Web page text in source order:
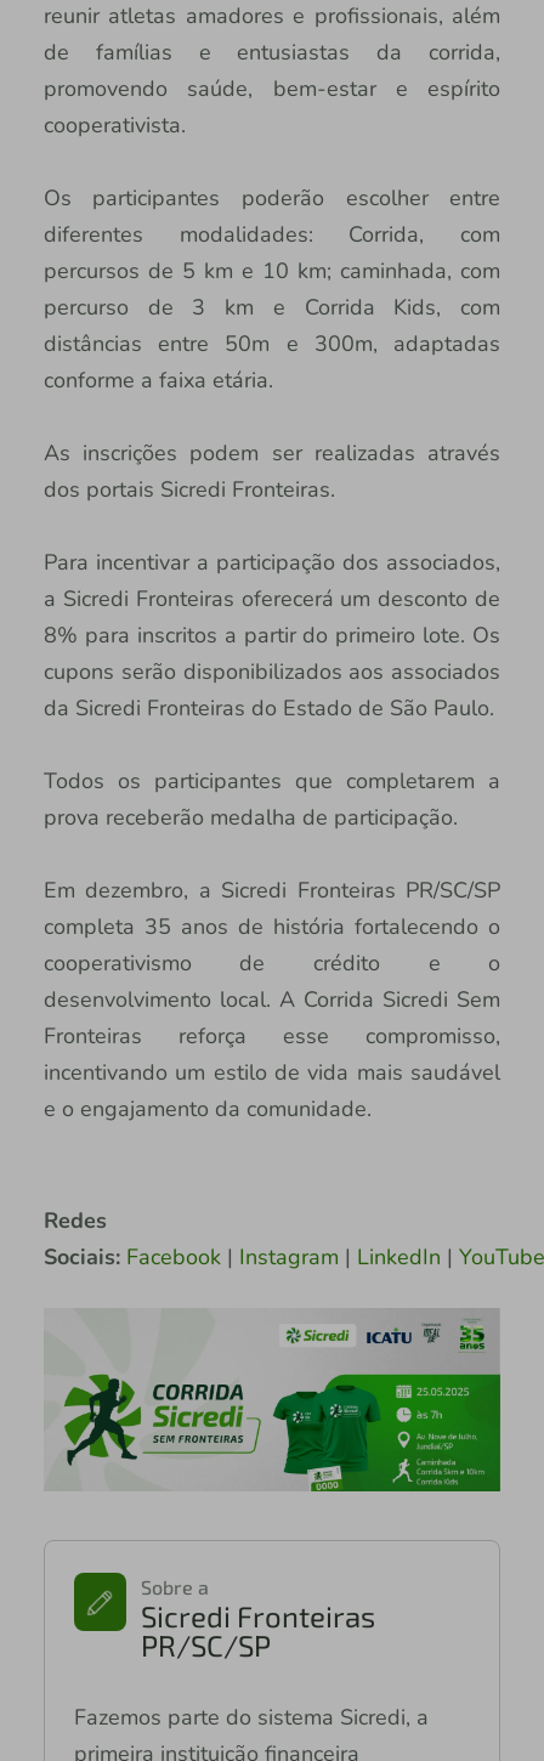
reunir atletas amadores e profissionais, além
de famílias e entusiastas da corrida,
promovendo saúde, bem-estar e espírito
cooperativista.
Os participantes poderão escolher entre
diferentes modalidades: Corrida, com
percursos de 5 km e 10 km; caminhada, com
percurso de 3 km e Corrida Kids, com
distâncias entre 50m e 300m, adaptadas
conforme a faixa etária.
As inscrições podem ser realizadas através
dos portais Sicredi Fronteiras.
Para incentivar a participação dos associados,
a Sicredi Fronteiras oferecerá um desconto de
8% para inscritos a partir do primeiro lote. Os
cupons serão disponibilizados aos associados
da Sicredi Fronteiras do Estado de São Paulo.
Todos os participantes que completarem a
prova receberão medalha de participação.
Em dezembro, a Sicredi Fronteiras PR/SC/SP
completa 35 anos de história fortalecendo o
cooperativismo de crédito e o
desenvolvimento local. A Corrida Sicredi Sem
Fronteiras reforça esse compromisso,
incentivando um estilo de vida mais saudável
e o engajamento da comunidade.
Redes
Sociais: Facebook| Instagram | LinkedIn | YouTube
Sobre a
Sicredi Fronteiras
PR/SC/SP
Fazemos parte do sistema Sicredi, a
primeira instituição financeira